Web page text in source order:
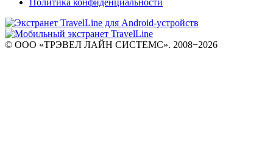
© ООО «ТРЭВЕЛ ЛАЙН СИСТЕМС». 2008−2026